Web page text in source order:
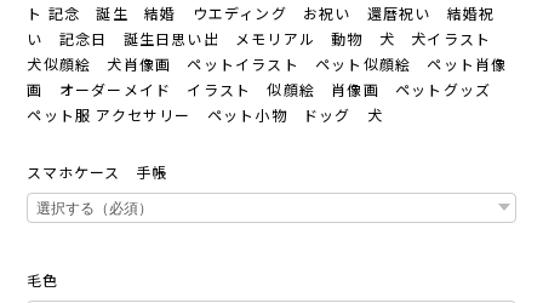
ト 記念 誕生 結婚 ウエディング お祝い 還暦祝い 結婚祝
い 記念日 誕生日思い出 メモリアル 動物 犬 犬イラスト
犬似顔絵 犬肖像画 ペットイラスト ペット似顔絵 ペット肖像
画 オーダーメイド イラスト 似顔絵 肖像画 ペットグッズ
ペット服 アクセサリー ペット小物 ドッグ 犬
スマホケース 手帳
毛色